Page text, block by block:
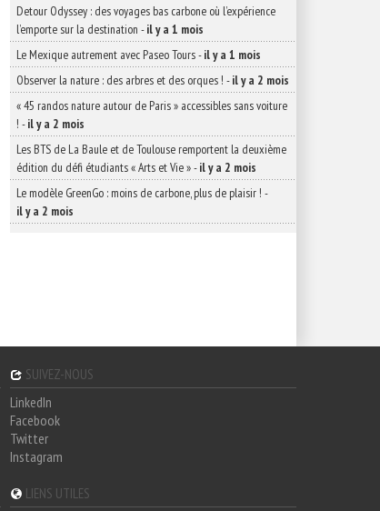
Detour Odyssey : des voyages bas carbone où l’expérience
l’emporte sur la destination -il y a 1 mois
Le Mexique autrement avec Paseo Tours-il y a 1 mois
Observer la nature : des arbres et des orques ! -il y a 2 mois
« 45 randos nature autour de Paris » accessibles sans voiture
! -il y a 2 mois
Les BTS de La Baule et de Toulouse remportent la deuxième
édition du défi étudiants « Arts et Vie »-il y a 2 mois
Le modèle GreenGo : moins de carbone, plus de plaisir ! -
il y a 2 mois
SUIVEZ-NOUS
LinkedIn
Facebook
Twitter
Instagram
LIENS UTILES